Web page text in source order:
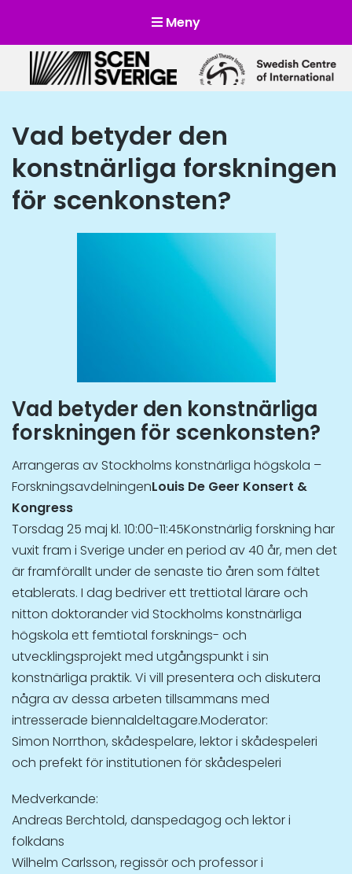
Meny
Scensverige
Mötesplats för svensk och internationell scenkonst
Vad betyder den
konstnärliga forskningen
för scenkonsten?
Vad betyder den konstnärliga
forskningen för scenkonsten?
Arrangeras av Stockholms konstnärliga högskola –
ForskningsavdelningenLouis De Geer Konsert &
Kongress
Torsdag 25 maj kl. 10:00-11:45Konstnärlig forskning har
vuxit fram i Sverige under en period av 40 år, men det
är framförallt under de senaste tio åren som fältet
etablerats. I dag bedriver ett trettiotal lärare och
nitton doktorander vid Stockholms konstnärliga
högskola ett femtiotal forsknings- och
utvecklingsprojekt med utgångspunkt i sin
konstnärliga praktik. Vi vill presentera och diskutera
några av dessa arbeten tillsammans med
intresserade biennaldeltagare.Moderator:
Simon Norrthon, skådespelare, lektor i skådespeleri
och prefekt för institutionen för skådespeleri
Medverkande:
Andreas Berchtold, danspedagog och lektor i
folkdans
Wilhelm Carlsson, regissör och professor i